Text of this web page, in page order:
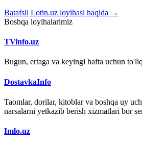
Batafsil Lotin.uz loyihasi haqida →
Boshqa loyihalarimiz
TVinfo.uz
Bugun, ertaga va keyingi hafta uchun
DostavkaInfo
Taomlar, dorilar, kitoblar va boshqa uy
narsalarni yetkazib berish xizmatlari bor
Imlo.uz